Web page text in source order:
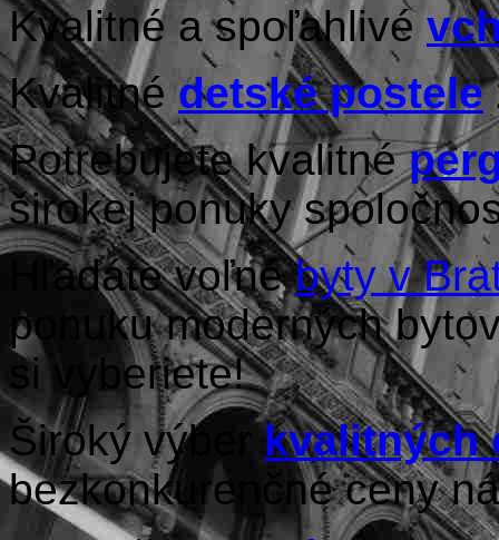
Kvalitné a spoľahlivé
Kvalitnédetské postele
Potrebujete kvalitné
širokej ponuky
Hľadáte voľnébyty v
ponuku moderných
si vyberiete!
Široký výberkvalitných
bezkonkurenčné ceny